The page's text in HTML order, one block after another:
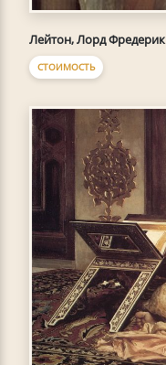
Лейтон, Лорд Фредерик
СТОИМОСТЬ